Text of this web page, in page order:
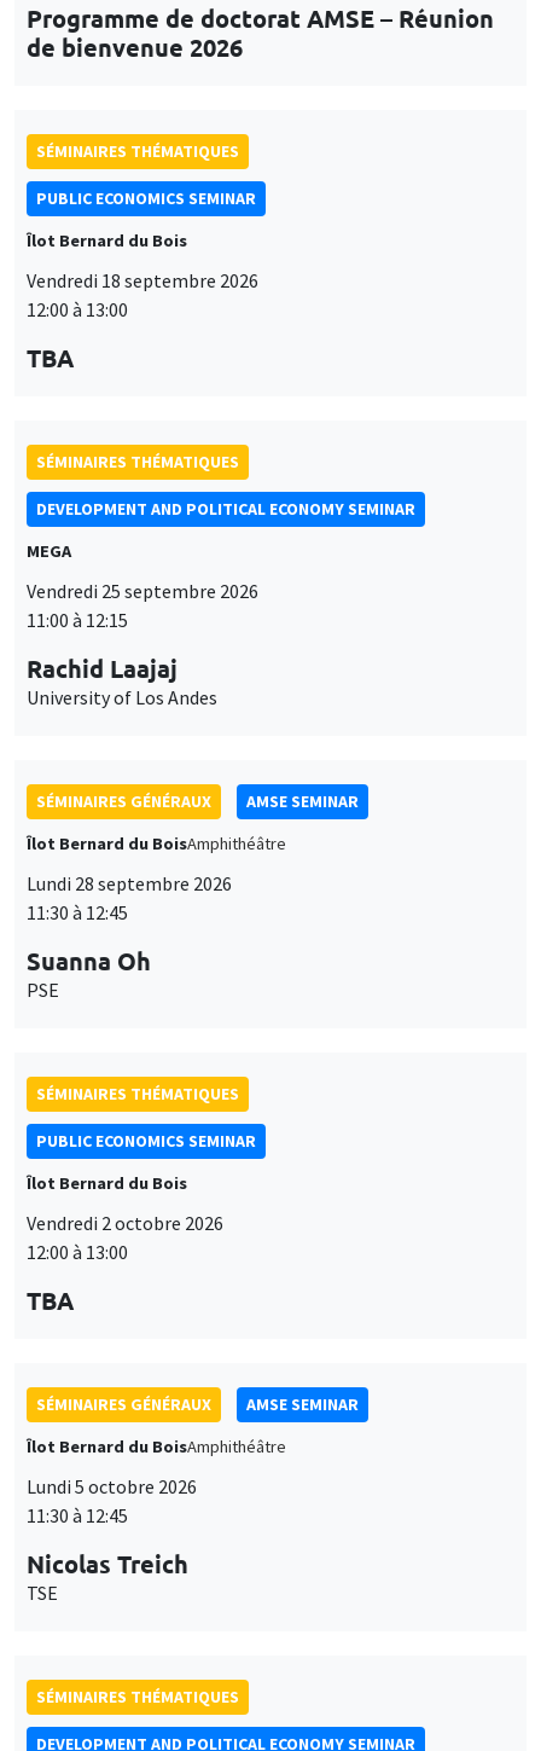
Programme de doctorat AMSE – Réunion
de bienvenue 2026
SÉMINAIRES THÉMATIQUES
PUBLIC ECONOMICS SEMINAR
Îlot Bernard du Bois
Vendredi 18 septembre 2026
12:00 à 13:00
TBA
SÉMINAIRES THÉMATIQUES
DEVELOPMENT AND POLITICAL ECONOMY SEMINAR
MEGA
Vendredi 25 septembre 2026
11:00 à 12:15
Rachid Laajaj
University of Los Andes
SÉMINAIRES GÉNÉRAUX
AMSE SEMINAR
Îlot Bernard du BoisAmphithéâtre
Lundi 28 septembre 2026
11:30 à 12:45
Suanna Oh
PSE
SÉMINAIRES THÉMATIQUES
PUBLIC ECONOMICS SEMINAR
Îlot Bernard du Bois
Vendredi 2 octobre 2026
12:00 à 13:00
TBA
SÉMINAIRES GÉNÉRAUX
AMSE SEMINAR
Îlot Bernard du BoisAmphithéâtre
Lundi 5 octobre 2026
11:30 à 12:45
Nicolas Treich
TSE
SÉMINAIRES THÉMATIQUES
DEVELOPMENT AND POLITICAL ECONOMY SEMINAR